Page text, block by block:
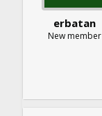
erbatan
New member